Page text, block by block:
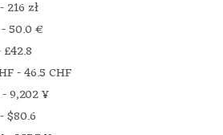
-216 zł
-50.0 €
£42.8
-46.5 CHF
-9,202 ¥
-$80.6